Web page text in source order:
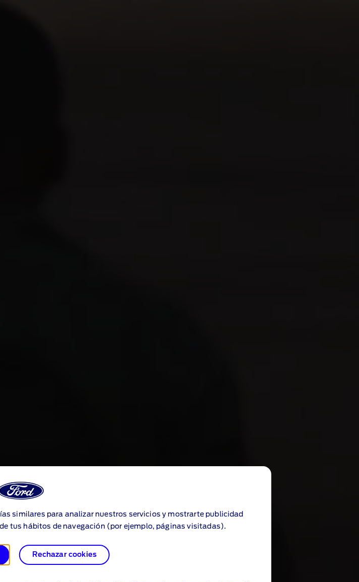
similares para analizar nuestros servicios y mostrarte publicidad
tus hábitos de navegación (por ejemplo, páginas visitadas).
Rechazar cookies